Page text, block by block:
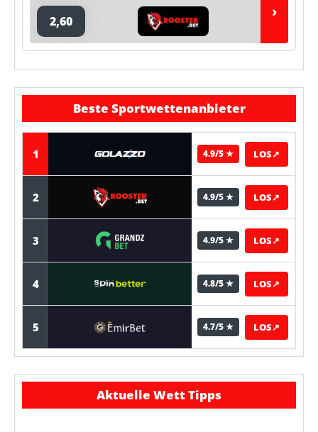
2,60 ›
Beste Sportwettenanbieter
1 4.9/5 ★ LOS↗
2 4.9/5 ★ LOS↗
3 4.9/5 ★ LOS↗
4 4.8/5 ★ LOS↗
5 4.7/5 ★ LOS↗
Aktuelle Wett Tipps